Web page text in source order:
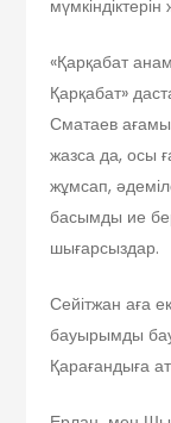
«Қарқабат
Қарқабат»
Сматаев
жазса да, осы
жұмсап,
басымды ие
шығарсыздар.
Сейітжан аға
бауырымды
Қарағандыға